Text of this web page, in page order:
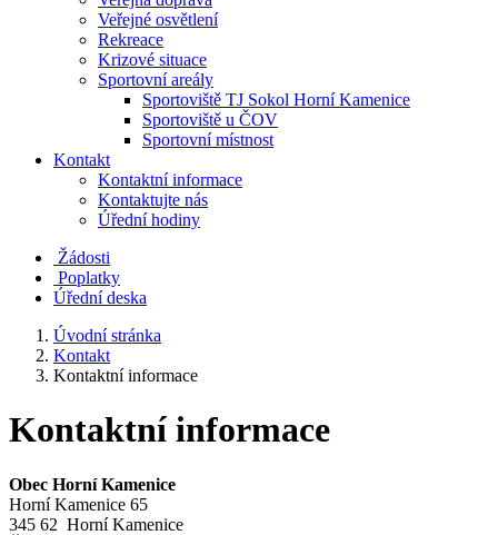
Veřejné osvětlení
Rekreace
Krizové situace
Sportovní areály
Sportoviště TJ Sokol Horní Kamenice
Sportoviště u ČOV
Sportovní místnost
Kontakt
Kontaktní informace
Kontaktujte nás
Úřední hodiny
Žádosti
Poplatky
Úřední deska
Úvodní stránka
Kontakt
Kontaktní informace
Kontaktní informace
Obec Horní Kamenice
Horní Kamenice 65
345 62 Horní Kamenice